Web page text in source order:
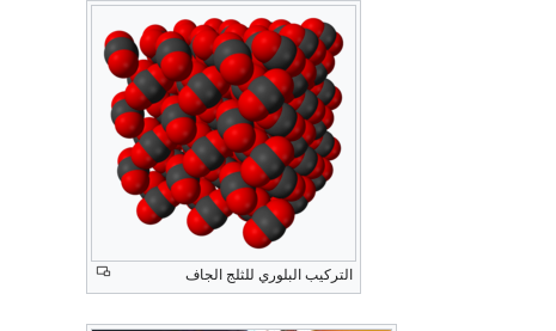
التركيب البلوري للثلج الجاف